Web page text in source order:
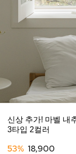
신상 추가! 마벨 내
3타입 2컬러
53% 18,900